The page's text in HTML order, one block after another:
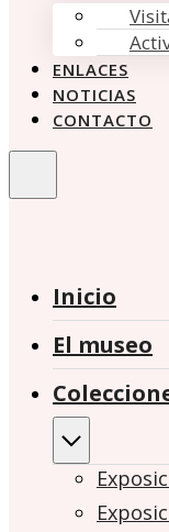
ENLACES
NOTICIAS
CONTACTO
Inicio
El museo